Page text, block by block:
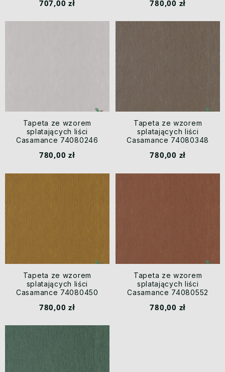
707,00 zł 780,00 zł
Tapeta ze wzorem
splatających liści
Casamance 74080246
780,00 zł
Tapeta ze wzorem
splatających liści
Casamance 74080348
780,00 zł
Tapeta ze wzorem
splatających liści
Casamance 74080450
780,00 zł
Tapeta ze wzorem
splatających liści
Casamance 74080552
780,00 zł